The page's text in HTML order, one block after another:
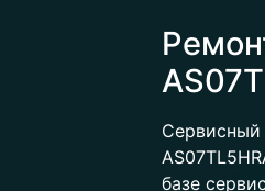
Сервисный
базе